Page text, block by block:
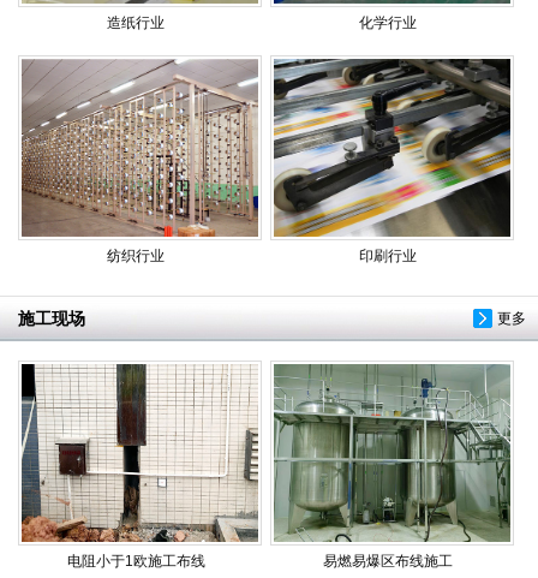
造纸行业 化学行业
纺织行业 印刷行业
更多
施工现场
电阻小于1欧施工布线 易燃易爆区布线施工